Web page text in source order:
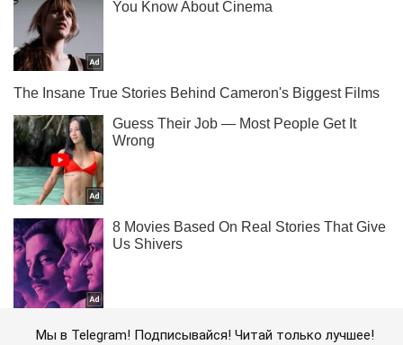
Мы в Telegram! Подписывайся! Читай только лучшее!